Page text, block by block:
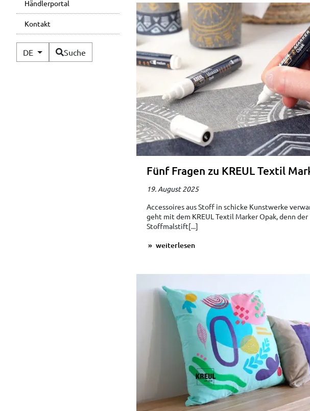
Händlerportal
Kontakt
DE Verfügbare Sprachen
Suche
Fünf Fragen zu KREUL Textil
19. August 2025
Accessoires aus Stoff in schicke Kunstwerke
geht mit dem KREUL Textil Marker Opak, denn der
Stoffmalstift[...]
weiterlesen